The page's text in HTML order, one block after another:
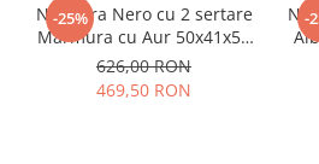
-25%
Noptiera Nero cu 2 sertare
Marmura cu Aur 50x41x57
cm
626,00 RON
469,50 RON
-